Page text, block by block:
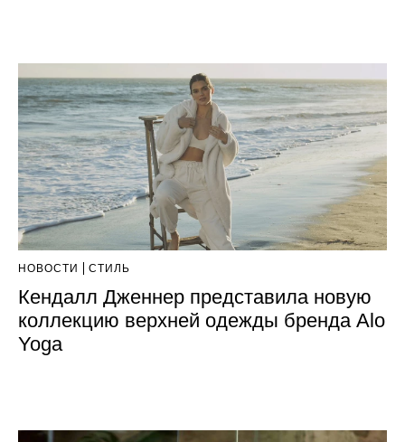
НОВОСТИ СТИЛЬ
Кендалл Дженнер представила новую
коллекцию верхней одежды бренда Alo
Yoga